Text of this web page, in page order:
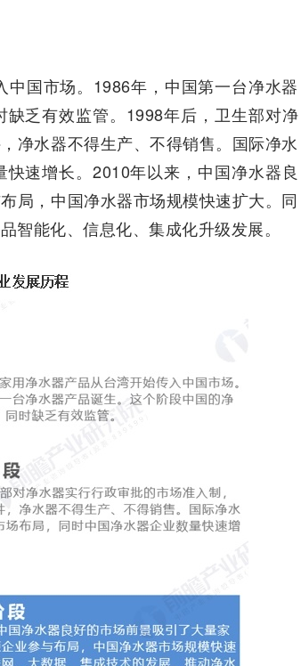
国市场。1986年，中国第一台净水器
乏有效监管。1998年后，卫生部对净
净水器不得生产、不得销售。国际净水
速增长。2010年以来，中国净水器良
局，中国净水器市场规模快速扩大。同
智能化、信息化、集成化升级发展。